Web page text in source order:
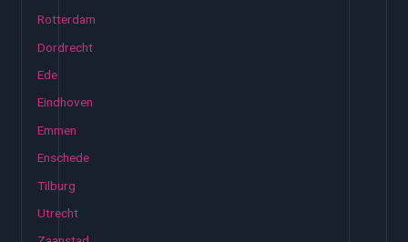
Rotterdam
Dordrecht
Ede
Eindhoven
Emmen
Enschede
Tilburg
Utrecht